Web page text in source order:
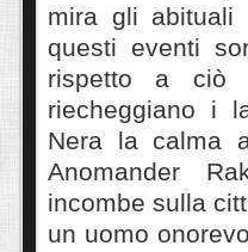
mira gli abituali
questi eventi
rispetto a ciò
riecheggiano i
Nera la calma
Anomander
incombe sulla
un uomo